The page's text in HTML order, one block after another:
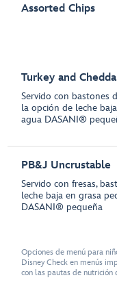
Assorted Chips
Turkey and
Servido con bastones
la opción de leche
agua DASANI®
PB&J Uncrustable
Servido con fresas,
leche baja en grasa
DASANI® pequeña
Opciones de menú para
Disney Check en menús
con las pautas de nutrición